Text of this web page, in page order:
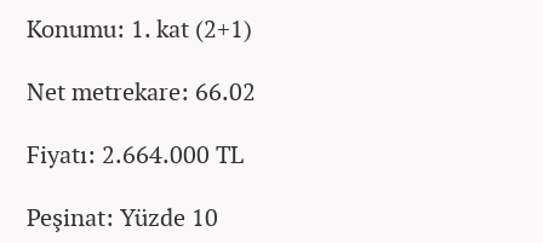
Konumu: 1. kat (2+1)
Net metrekare: 66.02
Fiyatı: 2.664.000 TL
Peşinat: Yüzde 10